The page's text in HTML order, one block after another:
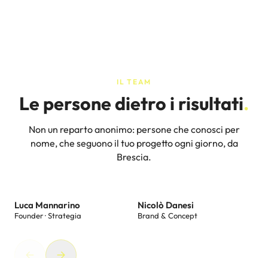
IL TEAM
Le persone dietro i risultati.
Non un reparto anonimo: persone che conosci per
nome, che seguono il tuo progetto ogni giorno, da
Brescia.
Luca Mannarino
Founder · Strategia
Nicolò Danesi
Brand & Concept